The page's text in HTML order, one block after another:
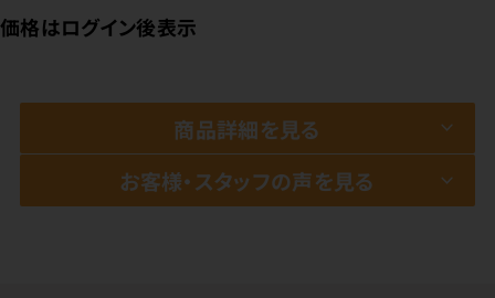
価格はログイン後表示
商品詳細を見る
お客様・スタッフの声を見る